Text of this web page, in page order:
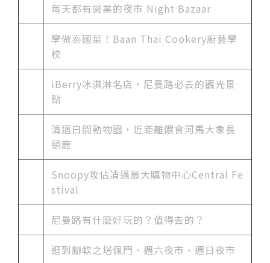
每天都有營業的夜市 Night Bazaar
學做泰國菜！Baan Thai Cookery廚藝學
校
iBerry冰淇淋名店，尼曼路必去的觀光景
點
清邁日間動物園，近距離餵食河馬大象長
頸鹿
Snoopy攻佔清邁最大購物中心Central Fe
stival
尼曼路有什麼好玩的？值得去的？
逛到腳軟之塔佩門、週六夜市、週日夜市